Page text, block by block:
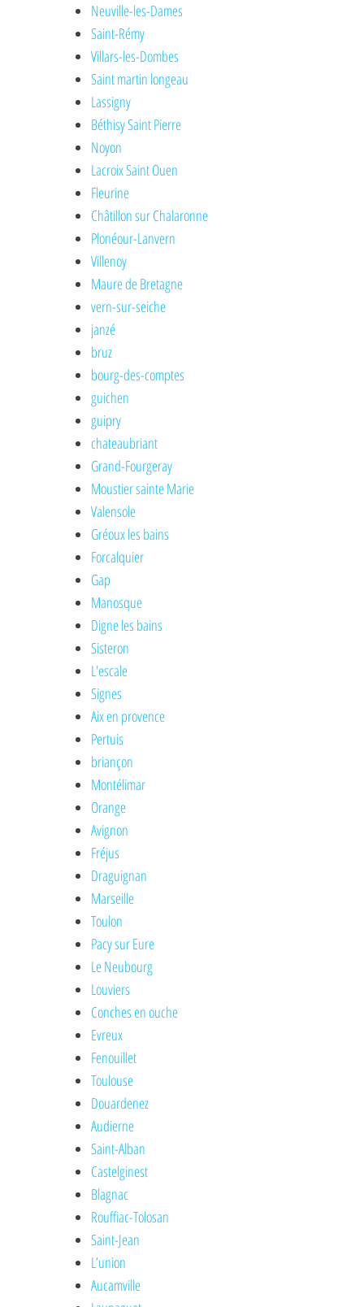
Neuville-les-Dames
Saint-Rémy
Villars-les-Dombes
Saint martin longeau
Lassigny
Béthisy Saint Pierre
Noyon
Lacroix Saint Ouen
Fleurine
Châtillon sur Chalaronne
Plonéour-Lanvern
Villenoy
Maure de Bretagne
vern-sur-seiche
janzé
bruz
bourg-des-comptes
guichen
guipry
chateaubriant
Grand-Fourgeray
Moustier sainte Marie
Valensole
Gréoux les bains
Forcalquier
Gap
Manosque
Digne les bains
Sisteron
L'escale
Signes
Aix en provence
Pertuis
briançon
Montélimar
Orange
Avignon
Fréjus
Draguignan
Marseille
Toulon
Pacy sur Eure
Le Neubourg
Louviers
Conches en ouche
Evreux
Fenouillet
Toulouse
Douardenez
Audierne
Saint-Alban
Castelginest
Blagnac
Rouffiac-Tolosan
Saint-Jean
L’union
Aucamville